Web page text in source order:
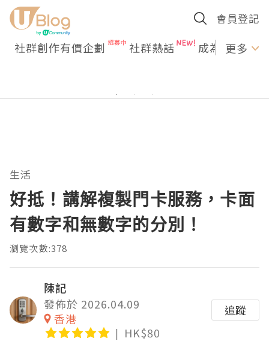
會員登記
社群創作有價企劃 社群熱話 成為U更多
生活
好抵！講解複製門卡服務，卡面
有數字和無數字的分別！
瀏覽次數:378
陳記
發佈於 2026.04.09
香港
HK$80
追蹤